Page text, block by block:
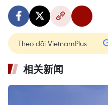
Theo dõi VietnamPlus
相关新闻